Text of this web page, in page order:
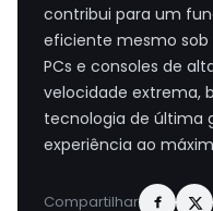
contribui para um
eficiente mesmo sob
PCs e consoles de
velocidade extrema,
tecnologia de última
experiência ao
Compartilhar